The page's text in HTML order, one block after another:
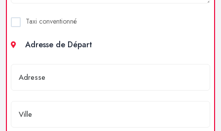
Taxi conventionné
Adresse de Départ